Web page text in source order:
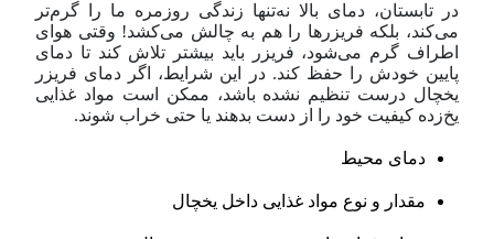
در تابستان، دمای بالا نه‌تنها زندگی روزمره ما را گرم‌تر
می‌کند، بلکه فریزرها را هم به چالش می‌کشد! وقتی هوای
اطراف گرم می‌شود، فریزر باید بیشتر تلاش کند تا دمای
پایین خودش را حفظ کند. در این شرایط، اگر دمای فریزر
یخچال درست تنظیم نشده باشد، ممکن است مواد غذایی
یخ‌زده کیفیت خود را از دست بدهند یا حتی خراب شوند.
دمای محیط
مقدار و نوع مواد غذایی داخل یخچال